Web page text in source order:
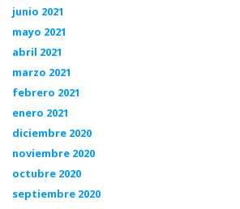
junio 2021
mayo 2021
abril 2021
marzo 2021
febrero 2021
enero 2021
diciembre 2020
noviembre 2020
octubre 2020
septiembre 2020